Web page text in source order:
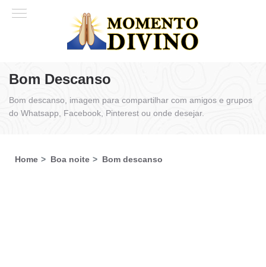
Bom Descanso
Bom descanso, imagem para compartilhar com amigos e grupos
do Whatsapp, Facebook, Pinterest ou onde desejar.
Home Boa noite Bom descanso